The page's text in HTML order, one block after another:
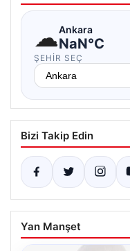
☁Ankara
NaN°C
ŞEHIR SEÇ
Bizi Takip Edin
Yan Manşet